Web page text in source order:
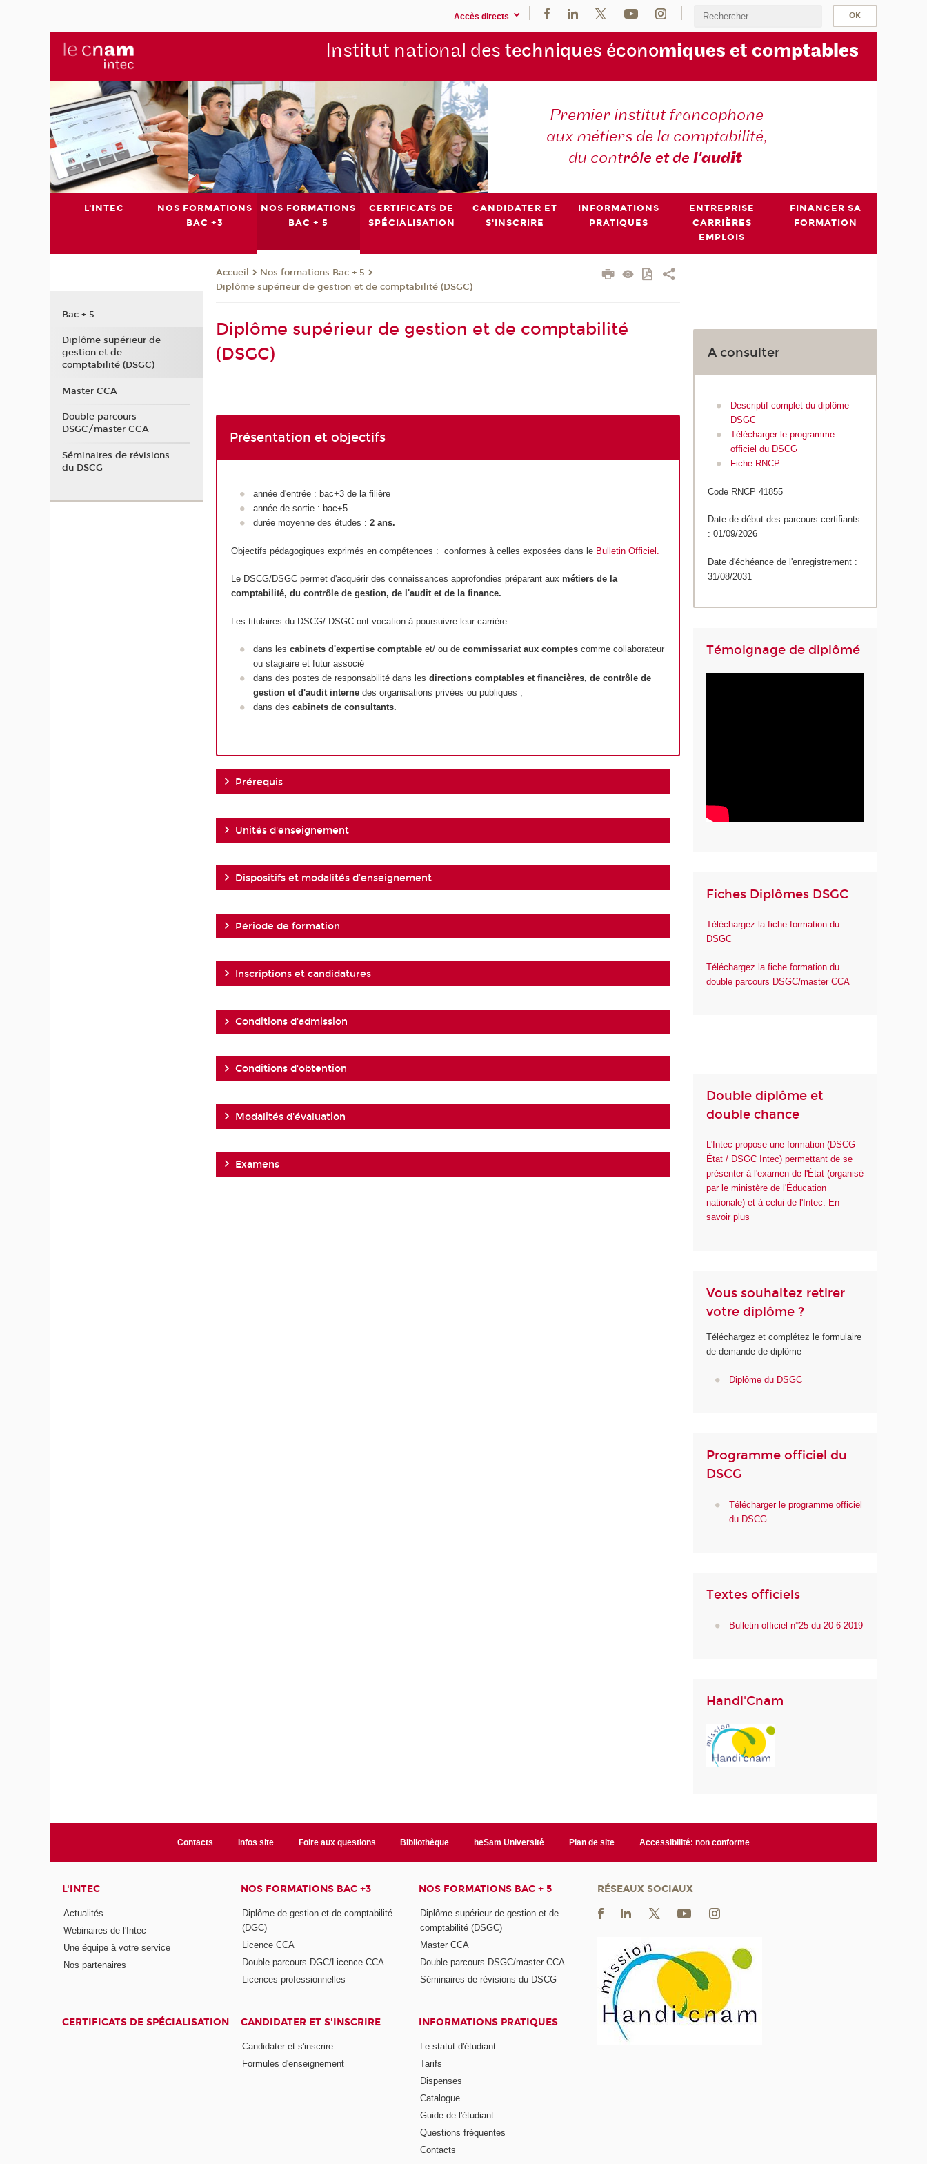
Accès directs
Institut national des techniques économiques et comptables
Premier institut francophone
aux métiers de la comptabilité,
du contrôle et del'audit
L'INTEC
NOS FORMATIONS
BAC +3
NOS FORMATIONS
BAC + 5
CERTIFICATS DE
SPÉCIALISATION
CANDIDATER ET
S'INSCRIRE
INFORMATIONS
PRATIQUES
ENTREPRISE
CARRIÈRES
EMPLOIS
FINANCER SA
FORMATION
Accueil
Nos formations Bac + 5
Diplôme supérieur de gestion et de comptabilité (DSGC)
Diplôme supérieur de gestion et de comptabilité
(DSGC)
Présentation et objectifs
année d'entrée : bac+3 de la filière
année de sortie : bac+5
durée moyenne des études :2 ans.
Objectifs pédagogiques exprimés en compétences : conformes à celles exposées dans le Bulletin Officiel
Le DSCG/DSGC permet d'acquérir des connaissances approfondies préparant aux métiers de la
comptabilité, du contrôle de gestion, de l'audit et de la finance.
Les titulaires du DSCG/ DSGC ont vocation à poursuivre leur carrière :
dans lescabinets d'expertise comptable et/ ou decommissariat aux comptes comme collaborateur
ou stagiaire et futur associé
dans des postes de responsabilité dans lesdirections comptables et financières, de contrôle de
gestion et d'audit internedes organisations privées ou publiques ;
dans descabinets de consultants.
Prérequis
Unités d'enseignement
Dispositifs et modalités d'enseignement
Période de formation
Inscriptions et candidatures
Conditions d'admission
Conditions d'obtention
Modalités d'évaluation
Examens
A consulter
Descriptif complet du diplôme
DSGC
Télécharger le programme
officiel du DSCG
Fiche RNCP
Code RNCP 41855
Date de début des parcours certifiants
: 01/09/2026
Date d'échéance de l'enregistrement :
31/08/2031
Témoignage de diplômé
Fiches Diplômes DSGC
Téléchargez la fiche formation du
DSGC
Téléchargez la fiche formation du
double parcours DSGC/master CCA
Double diplôme et
double chance
L'Intec propose une formation (DSCG
État / DSGC Intec) permettant de se
présenter à l'examen de l'État (organisé
par le ministère de l'Éducation
nationale) et à celui de l'Intec. En
savoir plus
Vous souhaitez retirer
votre diplôme ?
Téléchargez et complétez le formulaire
de demande de diplôme
Diplôme du DSGC
Programme officiel du
DSCG
Télécharger le programme officiel
du DSCG
Textes officiels
Bulletin officiel n°25 du 20-6-2019
Handi'Cnam
Bac + 5
Diplôme supérieur de
gestion et de
comptabilité (DSGC)
Master CCA
Double parcours
DSGC/master CCA
Séminaires de révisions
du DSCG
Contacts Infos site Foire aux questions Bibliothèque heSam Université Plan de site Accessibilité: non conforme
L'INTEC
Actualités
Webinaires de l'Intec
Une équipe à votre service
Nos partenaires
NOS FORMATIONS BAC +3
Diplôme de gestion et de comptabilité
(DGC)
Licence CCA
Double parcours DGC/Licence CCA
Licences professionnelles
NOS FORMATIONS BAC + 5
Diplôme supérieur de gestion et de
comptabilité (DSGC)
Master CCA
Double parcours DSGC/master CCA
Séminaires de révisions du DSCG
CERTIFICATS DE SPÉCIALISATION CANDIDATER ET S'INSCRIRE
Candidater et s'inscrire
Formules d'enseignement
INFORMATIONS PRATIQUES
Le statut d'étudiant
Tarifs
Dispenses
Catalogue
Guide de l'étudiant
Questions fréquentes
Contacts
RÉSEAUX SOCIAUX